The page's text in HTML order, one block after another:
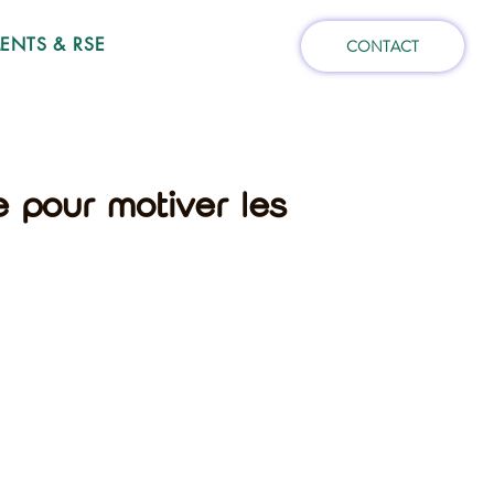
& RSE CONTACT
pour motiver les